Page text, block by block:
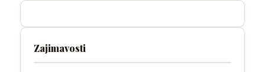
Zajimavosti